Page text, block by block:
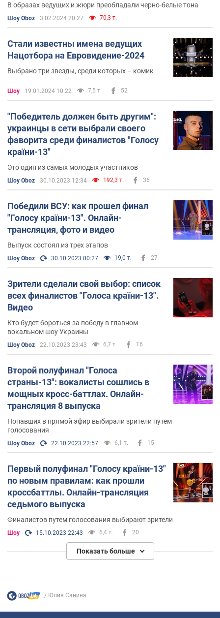
В образах ведущих и жюри преобладали черно-белые тона
Шоу Oboz 3.02.2024 20:27 70,3 т.
Стали известны имена ведущих
Нацотбора на Евровидение-2024
Выбрано три звезды, среди которых – комик
Шоу 19.01.2024 10:22 7,5 т. 52
"Победитель должен быть другим":
украинцы в сети выбрали своего
фаворита среди финалистов "Голосу
країни-13"
Это один из самых молодых участников
Шоу Oboz 30.10.2023 12:34 192,3 т. 36
Победили ВСУ: как прошел финал
"Голосу країни-13". Онлайн-
трансляция, фото и видео
Выпуск состоял из трех этапов
Шоу Oboz 30.10.2023 00:27 19,0 т. 27
Зрители сделали свой выбор: список
всех финалистов "Голоса країни-13".
Видео
Кто будет бороться за победу в главном
вокальном шоу Украины
Шоу Oboz 22.10.2023 23:43 6,7 т. 16
Второй полуфинал "Голоса
страны-13": вокалисты сошлись в
мощных кросс-баттлах. Онлайн-
трансляция 8 выпуска
Попавших в прямой эфир выбирали зрители путем
голосования
Шоу Oboz 22.10.2023 22:57 6,1 т. 15
Первый полуфинал "Голосу країни-13"
по новым правилам: как прошли
кроссбаттлы. Онлайн-трансляция
седьмого выпуска
Финалистов путем голосования выбирают зрители
Шоу 15.10.2023 22:43 6,4 т. 20
Показать больше
Юлия Санина